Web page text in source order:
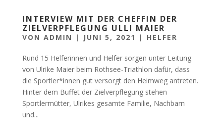
INTERVIEW MIT DER CHEFFIN DER
ZIELVERPFLEGUNG ULLI MAIER
VON ADMIN | JUNI 5, 2021 | HELFER
Rund 15 Helferinnen und Helfer sorgen unter Leitung
von Ulrike Maier beim Rothsee-Triathlon dafür, dass
die Sportler*innen gut versorgt den Heimweg antreten.
Hinter dem Buffet der Zielverpflegung stehen
Sportlermütter, Ulrikes gesamte Familie, Nachbarn
und...